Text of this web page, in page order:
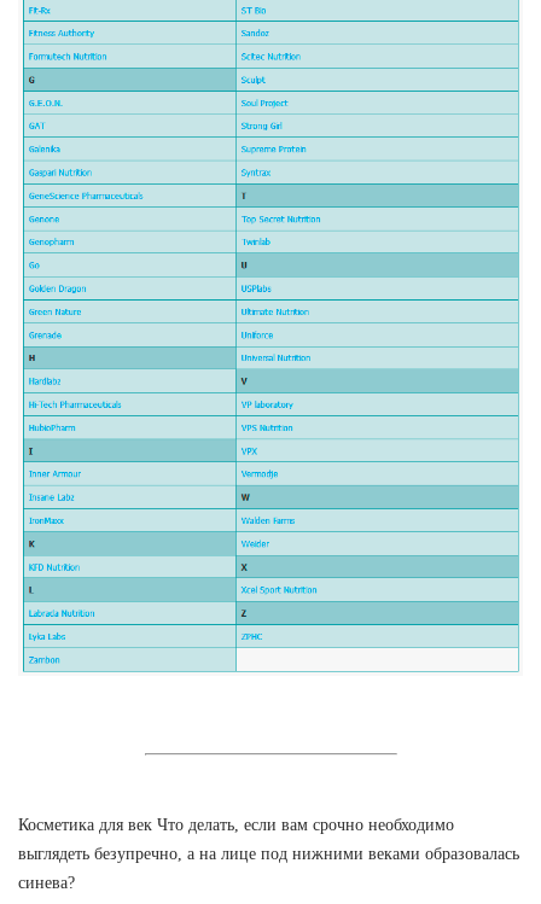
Косметика для век Что делать, если вам срочно необходимо
выглядеть безупречно, а на лице под нижними веками образовалась
синева?